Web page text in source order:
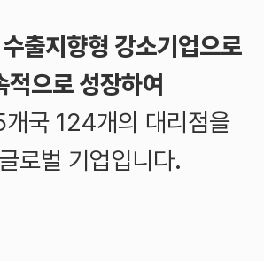
출지향형 강소기업으로
적으로 성장하여
국 124개의 대리점을
로벌 기업입니다.